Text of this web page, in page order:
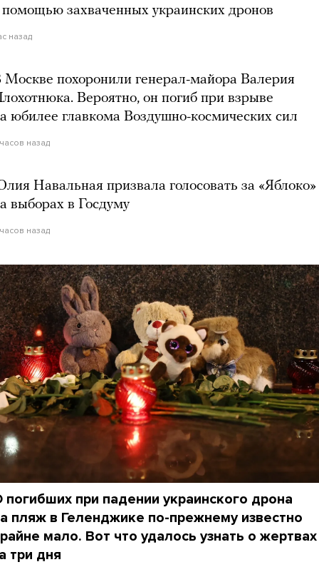
помощью захваченных украинских дронов
назад
Москве похоронили генерал-майора Валерия
Вероятно, он погиб при взрыве
юбилее главкома Воздушно-космических сил
назад
Навальная призвала голосовать за «Яблоко»
выборах в Госдуму
назад
погибших при падении украинского дрона
пляж в Геленджике по-прежнему известно
мало. Вот что удалось узнать о жертвах
три дня